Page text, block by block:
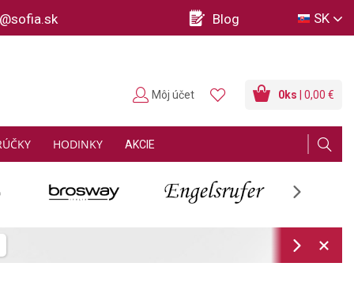
Blog SK
HODINKY AKCIE
0ks | 0,00 €
Môj účet